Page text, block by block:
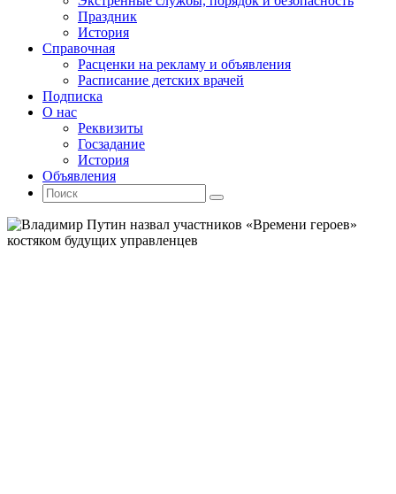
Праздник
История
Справочная
Расценки на рекламу и объявления
Расписание детских врачей
Подписка
О нас
Реквизиты
Госзадание
История
Объявления
Поиск
Искать:
Поиск